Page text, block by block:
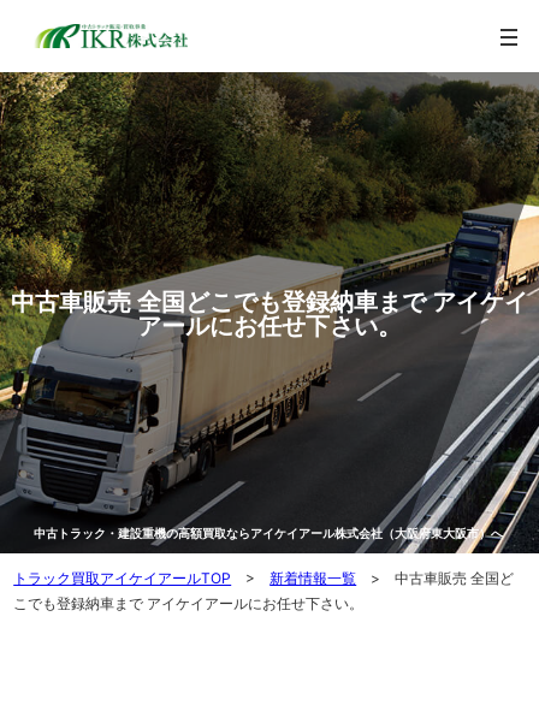
中古車販売 全国どこでも登録納車まで アイケイ
アールにお任せ下さい。
中古トラック・建設重機の高額買取ならアイケイアール株式会社（大阪府東大阪市）へ
トラック買取アイケイアールTOP >新着情報一覧 > 中古車販売 全国ど
こでも登録納車まで アイケイアールにお任せ下さい。